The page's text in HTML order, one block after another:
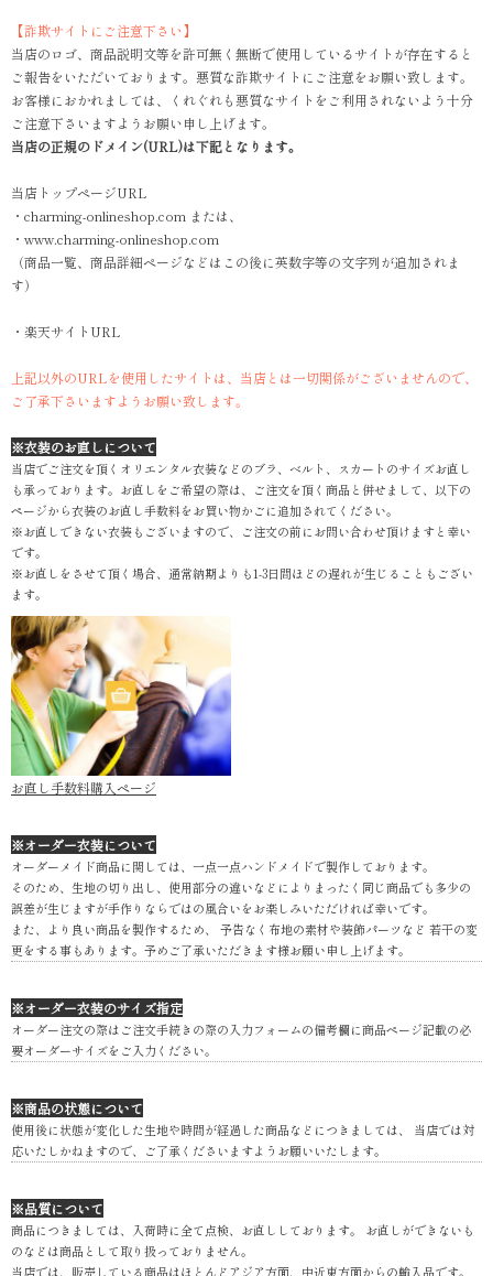
【詐欺サイトにご注意下さい】
当店のロゴ、商品説明文等を許可無く無断で使用しているサイトが存在すると
ご報告をいただいております。悪質な詐欺サイトにご注意をお願い致します。
お客様におかれましては、くれぐれも悪質なサイトをご利用されないよう十分
ご注意下さいますようお願い申し上げます。
当店の正規のドメイン(URL)は下記となります。
当店トップページURL
・charming-onlineshop.com または、
・www.charming-onlineshop.com
（商品一覧、商品詳細ページなどはこの後に英数字等の文字列が追加されま
す）
・楽天サイトURL
上記以外のURLを使用したサイトは、当店とは一切関係がございませんので、
ご了承下さいますようお願い致します。
※衣装のお直しについて
当店でご注文を頂くオリエンタル衣装などのブラ、ベルト、スカートのサイズお直し
も承っております。お直しをご希望の際は、ご注文を頂く商品と併せまして、以下の
ページから衣装のお直し手数料をお買い物かごに追加されてください。
※お直しできない衣装もございますので、ご注文の前にお問い合わせ頂けますと幸い
です。
※お直しをさせて頂く場合、通常納期よりも1-3日間ほどの遅れが生じることもござい
ます。
お直し手数料購入ページ
※オーダー衣装について
オーダーメイド商品に関しては、一点一点ハンドメイドで製作しております。
そのため、生地の切り出し、使用部分の違いなどによりまったく同じ商品でも多少の
誤差が生じますが手作りならではの風合いをお楽しみいただければ幸いです。
また、より良い商品を製作するため、 予告なく布地の素材や装飾パーツなど 若干の変
更をする事もあります。予めご了承いただきます様お願い申し上げます。
※オーダー衣装のサイズ指定
オーダー注文の際はご注文手続きの際の入力フォームの備考欄に商品ページ記載の必
要オーダーサイズをご入力ください。
※商品の状態について
使用後に状態が変化した生地や時間が経過した商品などにつきましては、 当店では対
応いたしかねますので、ご了承くださいますようお願いいたします。
※品質について
商品につきましては、入荷時に全て点検、お直ししております。 お直しができないも
のなどは商品として取り扱っておりません。
当店では、販売している商品はほとんどアジア方面、中近東方面からの輸入品です。